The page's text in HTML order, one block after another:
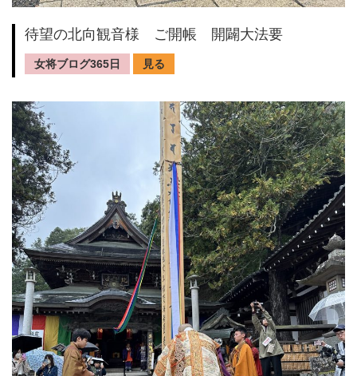
待望の北向観音様 ご開帳 開闢大法要
女将ブログ365日 見る